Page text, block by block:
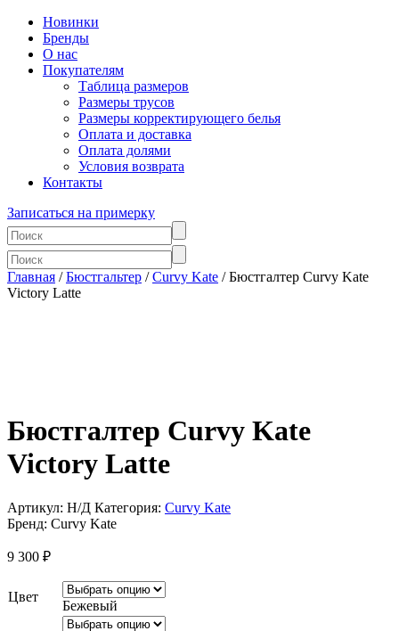
Новинки
Бренды
О нас
Покупателям
Таблица размеров
Размеры трусов
Размеры корректирующего белья
Оплата и доставка
Оплата долями
Условия возврата
Контакты
Записаться на примерку
Главная /Бюстгальтер /Curvy Kate / Бюстгалтер Curvy Kate
Victory Latte
Бюстгалтер Curvy Kate
Victory Latte
Артикул: Н/Д Категория: Curvy Kate
Бренд: Curvy Kate
9 300 ₽
Цвет
Бежевый